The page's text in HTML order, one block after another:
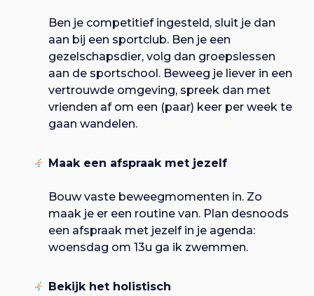
Ben je competitief ingesteld, sluit je dan
aan bij een sportclub. Ben je een
gezelschapsdier, volg dan groepslessen
aan de sportschool. Beweeg je liever in een
vertrouwde omgeving, spreek dan met
vrienden af om een (paar) keer per week te
gaan wandelen.
Maak een afspraak met jezelf
Bouw vaste beweegmomenten in. Zo
maak je er een routine van. Plan desnoods
een afspraak met jezelf in je agenda:
woensdag om 13u ga ik zwemmen.
Bekijk het holistisch